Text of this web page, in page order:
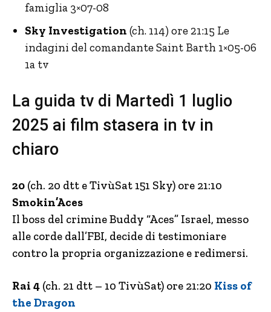
famiglia 3×07-08
Sky Investigation (ch. 114) ore 21:15 Le
indagini del comandante Saint Barth 1×05-06
1a tv
La guida tv di Martedì 1 luglio
2025 ai film stasera in tv in
chiaro
20 (ch. 20 dtt e TivùSat 151 Sky) ore 21:10
Smokin’Aces
Il boss del crimine Buddy “Aces” Israel, messo
alle corde dall’FBI, decide di testimoniare
contro la propria organizzazione e redimersi.
Rai 4 (ch. 21 dtt – 10 TivùSat) ore 21:20 Kiss of
the Dragon